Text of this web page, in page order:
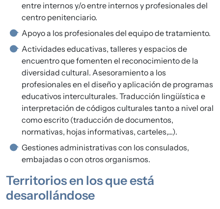
entre internos y/o entre internos y profesionales del
centro penitenciario.
Apoyo a los profesionales del equipo de tratamiento.
Actividades educativas, talleres y espacios de
encuentro que fomenten el reconocimiento de la
diversidad cultural. Asesoramiento a los
profesionales en el diseño y aplicación de programas
educativos interculturales. Traducción lingüística e
interpretación de códigos culturales tanto a nivel oral
como escrito (traducción de documentos,
normativas, hojas informativas, carteles,...).
Gestiones administrativas con los consulados,
embajadas o con otros organismos.
Territorios en los que está
desarollándose